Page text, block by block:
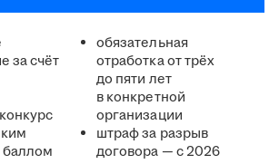
за счёт
обязательная
отработка от трёх
до пяти лет
в конкретной
организации
штраф за разрыв
договора — с 2026